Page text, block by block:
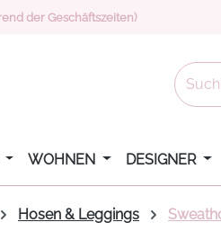
der Geschäftszeiten)
WOHNEN DESIGNER
Hosen & Leggings